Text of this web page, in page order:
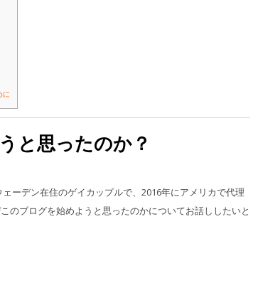
に
と思ったのか？
ーデン在住のゲイカップルで、2016年にアメリカで代理
のブログを始めようと思ったのかについてお話ししたいと